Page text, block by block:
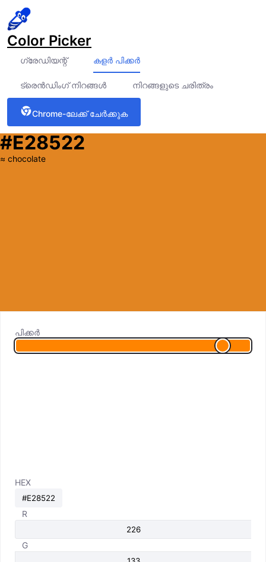
Color Picker
ഗ്രേഡിയന്റ് കളർ പിക്കർ
ട്രെൻഡിംഗ് നിറങ്ങൾ നിറങ്ങളുടെ ചരിത്രം
Chrome-ലേക്ക് ചേർക്കുക
#E28522
≈ chocolate
പിക്കർ
HEX
R
G